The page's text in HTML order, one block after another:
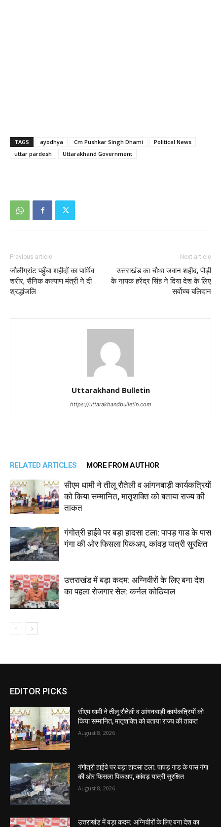
TAGS ayodhya Cm Pushkar Singh Dhami
Political News
uttar pardesh
Uttarakhand Government
Previous article
जौलीग्रांट पहुँचा शहीदों का पार्थिव
शरीर, सैनिक कल्याण मंत्री ने दी
श्रद्धांजलि
Next article
उत्तराखंड का चौथा जवान शहीद, पौड़ी
के नायक हरेंद्र सिंह ने दिया देश के लिए
सर्वोच्च बलिदान
Uttarakhand Bulletin
https://uttarakhandbulletin.com
RELATED ARTICLES MORE FROM AUTHOR
सीएम धामी ने तीलू रौतेली व आंगनबाड़ी कार्यकत्रियों
को किया सम्मानित, मातृशक्ति को बताया राज्य की
ताकत
गंगोत्री हाईवे पर बड़ा हादसा टला: पापड़ गाड के पास
गंगा की ओर फिसला पिकअप, कांवड़ यात्री सुरक्षित
उत्तराखंड में बड़ा कदम: अग्निवीरों के लिए बना देश
का पहला रोजगार सेल: कर्नल कोठियाल
EDITOR PICKS
सीएम धामी ने तीलू रौतेली व आंगनबाड़ी कार्यकत्रियों को
किया सम्मानित, मातृशक्ति को बताया राज्य की ताकत
August 8, 2026
गंगोत्री हाईवे पर बड़ा हादसा टला: पापड़ गाड के पास गंगा
की ओर फिसला पिकअप, कांवड़ यात्री सुरक्षित
August 8, 2026
उत्तराखंड में बड़ा कदम: अग्निवीरों के लिए बना देश का